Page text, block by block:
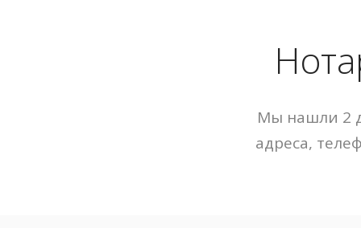
Мы нашли 2
адреса,